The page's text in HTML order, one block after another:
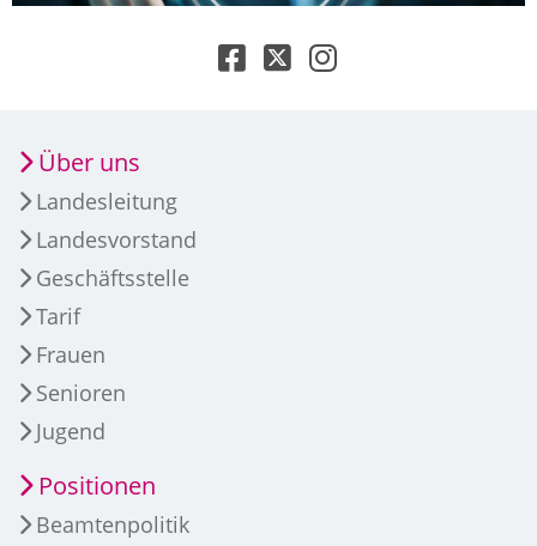
Über uns
Landesleitung
Landesvorstand
Geschäftsstelle
Tarif
Frauen
Senioren
Jugend
Positionen
Beamtenpolitik